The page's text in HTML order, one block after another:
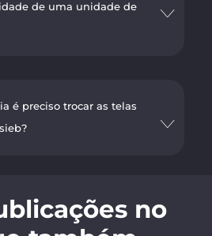
de uma unidade de
é preciso trocar as telas
no